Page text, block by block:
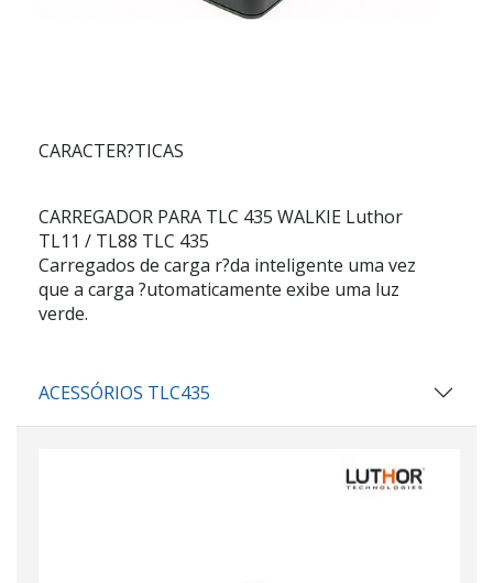
CARACTER?TICAS
CARREGADOR PARA TLC 435 WALKIE Luthor
TL11 / TL88 TLC 435
Carregados de carga r?da inteligente uma vez
que a carga ?utomaticamente exibe uma luz
verde.
ACESSÓRIOS TLC435